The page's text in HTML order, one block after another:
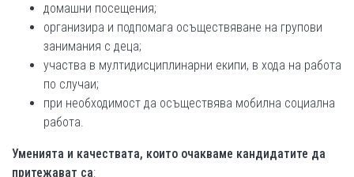
домашни посещения;
организира и подпомага осъществяване на групови
занимания с деца;
участва в мултидисциплинарни екипи, в хода на работа
по случаи;
при необходимост да осъществява мобилна социална
работа.
Уменията и качествата, които очакваме кандидатите да
притежават са: